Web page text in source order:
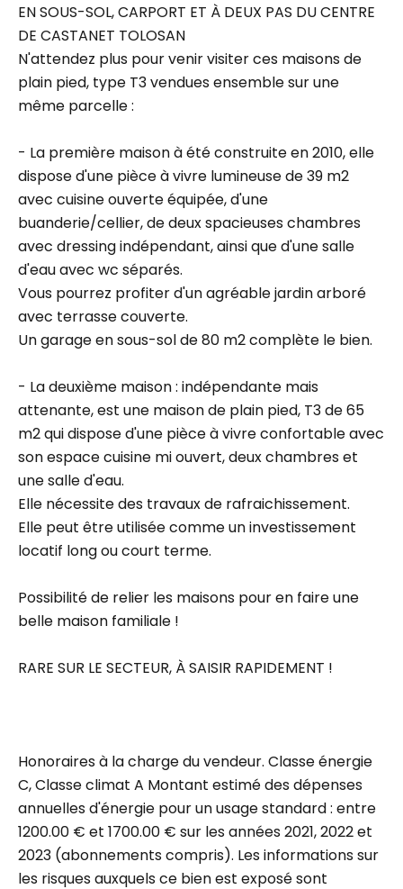
EN SOUS-SOL, CARPORT ET À DEUX PAS DU CENTRE
DE CASTANET TOLOSAN
N'attendez plus pour venir visiter ces maisons de
plain pied, type T3 vendues ensemble sur une
même parcelle :
- La première maison à été construite en 2010, elle
dispose d'une pièce à vivre lumineuse de 39 m2
avec cuisine ouverte équipée, d'une
buanderie/cellier, de deux spacieuses chambres
avec dressing indépendant, ainsi que d'une salle
d'eau avec wc séparés.
Vous pourrez profiter d'un agréable jardin arboré
avec terrasse couverte.
Un garage en sous-sol de 80 m2 complète le bien.
- La deuxième maison : indépendante mais
attenante, est une maison de plain pied, T3 de 65
m2 qui dispose d'une pièce à vivre confortable avec
son espace cuisine mi ouvert, deux chambres et
une salle d'eau.
Elle nécessite des travaux de rafraichissement.
Elle peut être utilisée comme un investissement
locatif long ou court terme.
Possibilité de relier les maisons pour en faire une
belle maison familiale !
RARE SUR LE SECTEUR, À SAISIR RAPIDEMENT !
Honoraires à la charge du vendeur. Classe énergie
C, Classe climat A Montant estimé des dépenses
annuelles d'énergie pour un usage standard : entre
1200.00 € et 1700.00 € sur les années 2021, 2022 et
2023 (abonnements compris). Les informations sur
les risques auxquels ce bien est exposé sont